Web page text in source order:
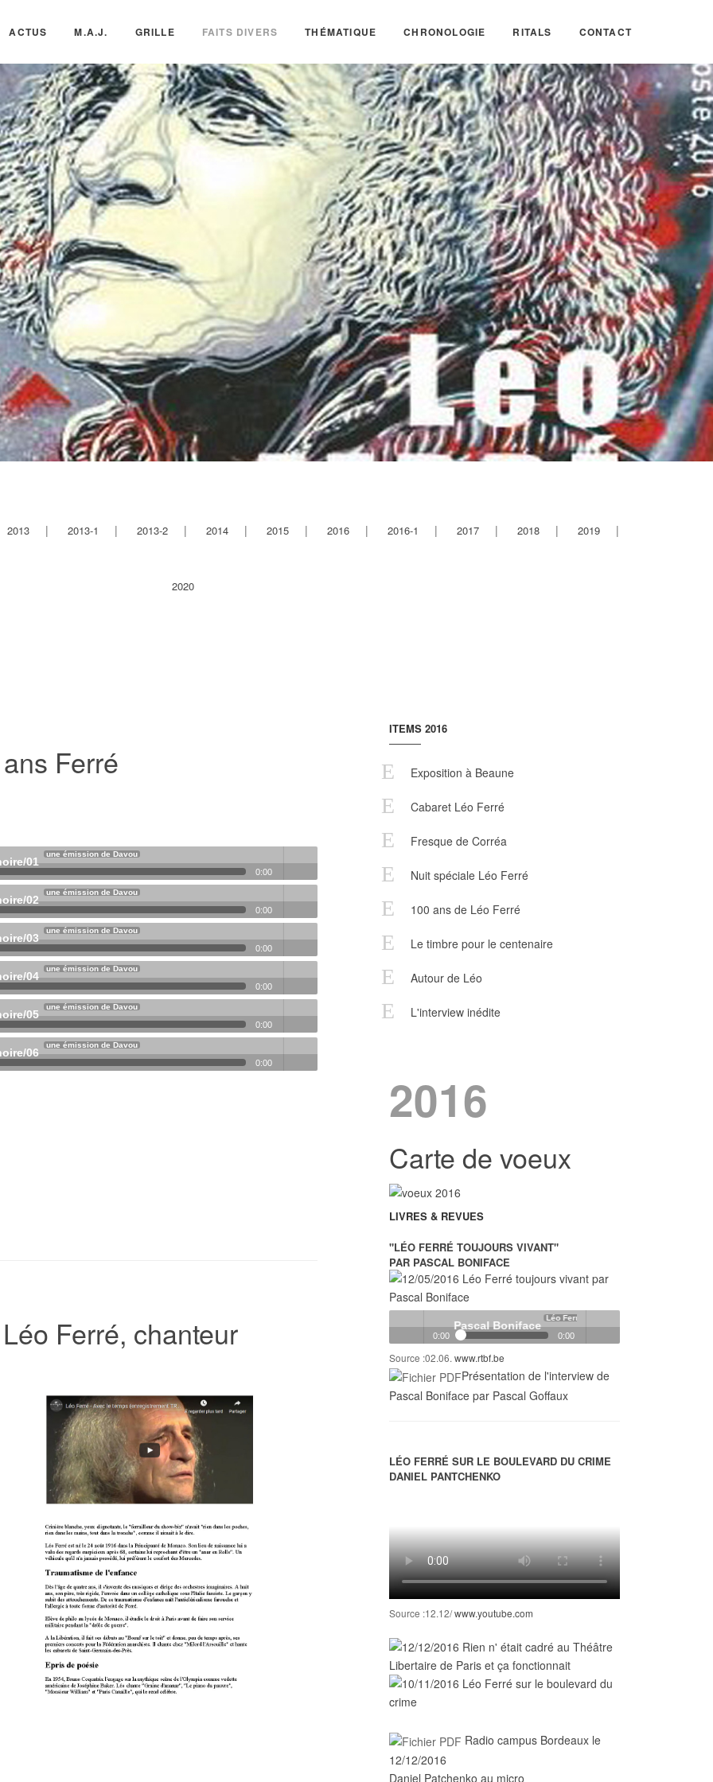
ACTUS M.A.J. GRILLE FAITS DIVERS THÉMATIQUE CHRONOLOGIE RITALS CONTACT
2013 2013-1 2013-2 2014 2015 2016 2016-1 2017 2018 2019
2020
Ferré
01
une émission de Davou
0:00
Volume
02
une émission de Davou
0:00
Volume
03
une émission de Davou
0:00
Volume
04
une émission de Davou
0:00
Volume
05
une émission de Davou
0:00
Volume
06
une émission de Davou
0:00
Ferré, chanteur
ITEMS 2016
Exposition à Beaune
Cabaret Léo Ferré
Fresque de Corréa
Nuit spéciale Léo Ferré
100 ans de Léo Ferré
Le timbre pour le centenaire
Autour de Léo
L'interview inédite
2016
Carte de voeux
LIVRES & REVUES
"LÉO FERRÉ TOUJOURS VIVANT"
PAR PASCAL BONIFACE
Play /
Pascal Boniface
Léo Ferré toujours vivant
0:00 0:00
Volume
Pascal Boniface Léo Ferré toujours vivant
Source :02.06. www.rtbf.be
Présentation de l'interview de
Pascal Boniface par Pascal Goffaux
LÉO FERRÉ SUR LE BOULEVARD DU CRIME
DANIEL PANTCHENKO
Source :12.12/www.youtube.com
Radio campus Bordeaux le
12/12/2016
Daniel Patchenko au micro